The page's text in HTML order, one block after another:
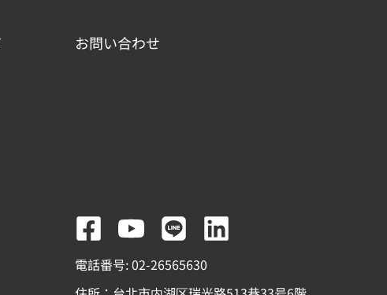
お問い合わせ
F
a
c
Y
o
u
L
i
n
L
n
電話番号: 02-26565630